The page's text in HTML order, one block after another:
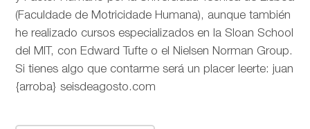
(Faculdade de Motricidade Humana), aunque también
he realizado cursos especializados en la Sloan School
del MIT, con Edward Tufte o el Nielsen Norman Group.
Si tienes algo que contarme será un placer leerte: juan
{arroba} seisdeagosto.com